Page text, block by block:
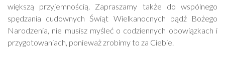
większą przyjemnością. Zapraszamy także do wspólnego
spędzania cudownych Świąt Wielkanocnych bądź Bożego
Narodzenia, nie musisz myśleć o codziennych obowiązkach i
przygotowaniach, ponieważ zrobimy to za Ciebie.